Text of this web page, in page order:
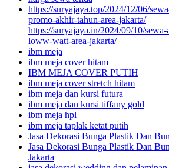
https://suryajaya.top/2024/12/06/
promo-akhir-tahun-area-jakarta/
https://suryajaya.in/2024/09/10/
loww-watt-area-jakarta/
ibm meja
ibm meja cover hitam
IBM MEJA COVER PUTIH
ibm meja cover stretch hitam
ibm meja dan kursi futura
ibm meja dan kursi tiffany gold
ibm meja hpl
ibm meja taplak ketat putih
Jasa Dekorasi Bunga Plastik Dan
Jasa Dekorasi Bunga Plastik Dan
Jakarta